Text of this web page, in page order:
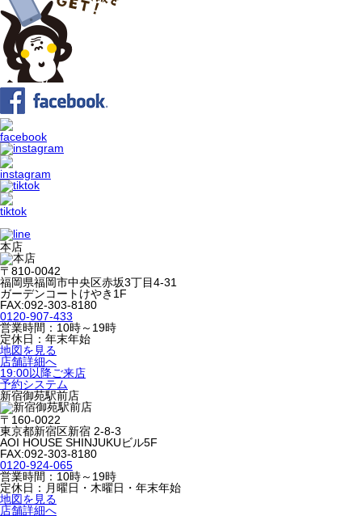
本店
〒810-0042
福岡県福岡市中央区赤坂3丁目4-31
ガーデンコートけやき1F
FAX:092-303-8180
0120-907-433
営業時間：10時～19時
定休日：年末年始
地図を見る
店舗詳細へ
19:00以降ご来店
予約システム
新宿御苑駅前店
〒160-0022
東京都新宿区新宿 2-8-3
AOI HOUSE SHINJUKUビル5F
FAX:092-303-8180
0120-924-065
営業時間：10時～19時
定休日：月曜日・木曜日・年末年始
地図を見る
店舗詳細へ